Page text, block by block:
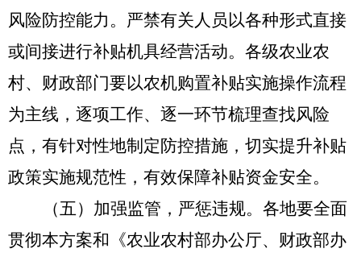
风险防控能力。严禁有关人员以各种形式直接
或间接进行补贴机具经营活动。各级农业农
村、财政部门要以农机购置补贴实施操作流程
为主线，逐项工作、逐一环节梳理查找风险
点，有针对性地制定防控措施，切实提升补贴
政策实施规范性，有效保障补贴资金安全。
（五）加强监管，严惩违规。 各地要全面
贯彻本方案和《农业农村部办公厅、财政部办